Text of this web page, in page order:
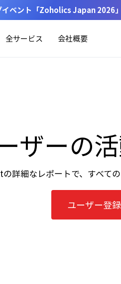
イベント「Zoholics Japan 2026
全サービス 会社概要
ザーの
詳細なレポートで、すべて
ユーザー登録